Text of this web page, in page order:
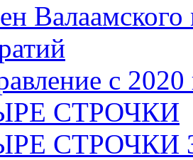
с 2020
СТРОЧКИ
СТРОЧКИ 3